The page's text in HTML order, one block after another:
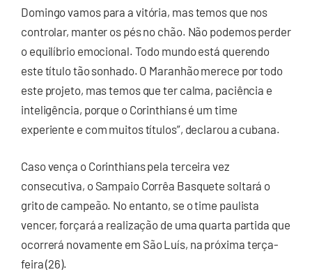
Domingo vamos para a vitória, mas temos que nos
controlar, manter os pés no chão. Não podemos perder
o equilíbrio emocional. Todo mundo está querendo
este título tão sonhado. O Maranhão merece por todo
este projeto, mas temos que ter calma, paciência e
inteligência, porque o Corinthians é um time
experiente e com muitos títulos”, declarou a cubana.
Caso vença o Corinthians pela terceira vez
consecutiva, o Sampaio Corrêa Basquete soltará o
grito de campeão. No entanto, se o time paulista
vencer, forçará a realização de uma quarta partida que
ocorrerá novamente em São Luís, na próxima terça-
feira (26).